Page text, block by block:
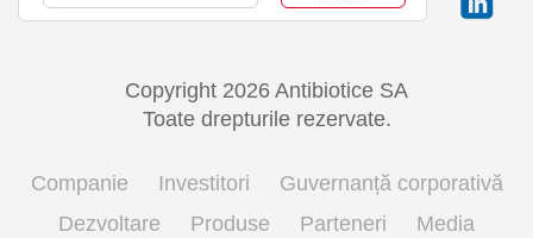
Copyright 2026 Antibiotice SA
Toate drepturile rezervate.
Companie Investitori
Guvernanță corporativă
Dezvoltare
Produse Parteneri
Media